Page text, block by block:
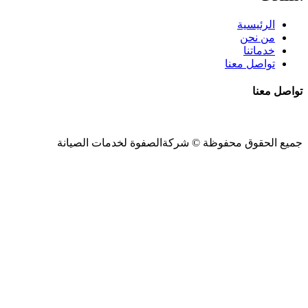
الرئيسية
من نحن
خدماتنا
تواصل معنا
تواصل معنا
جميع الحقوق محفوظة © شركةالصفوة لخدمات الصيانة